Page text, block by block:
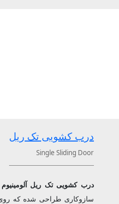
درب کشویی تک ریل
Single Sliding Door
درب کشویی تک ریل آلومینیوم
سازوکاری طراحی شده که